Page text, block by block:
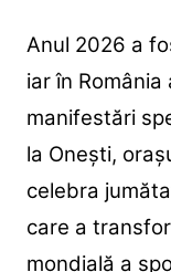
Anul 2026 a
iar în
manifestări
la Onești,
celebra
care a
mondială a